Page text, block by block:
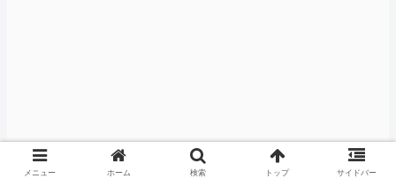
メニュー ホーム 検索 トップ サイドバー